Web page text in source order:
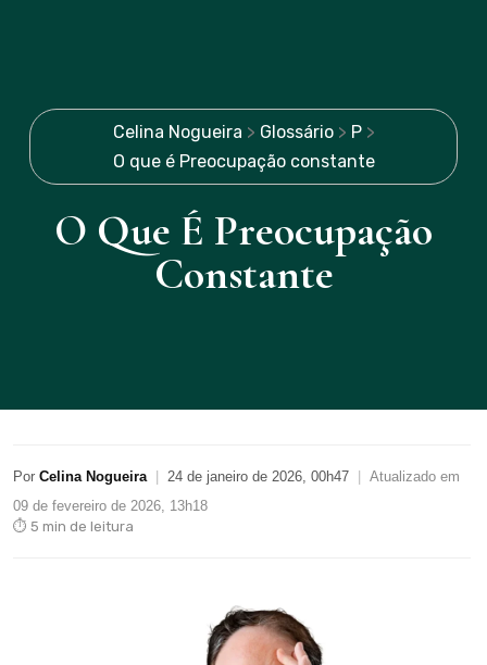
Celina Nogueira > Glossário> P>
O que é Preocupação constante
O Que É Preocupação
Constante
Por Celina Nogueira 24 de janeiro de 2026, 00h47
Atualizado em
09 de fevereiro de 2026, 13h18
⏱ 5 min de leitura